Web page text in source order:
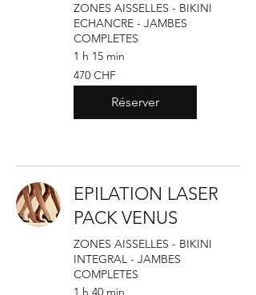
ZONES AISSELLES - BIKINI
ECHANCRE - JAMBES
COMPLETES
1 h 15 min
470
francs
suisses
470 CHF
Réserver
EPILATION LASER
PACK VENUS
ZONES AISSELLES - BIKINI
INTEGRAL - JAMBES
COMPLETES
1 h 40 min